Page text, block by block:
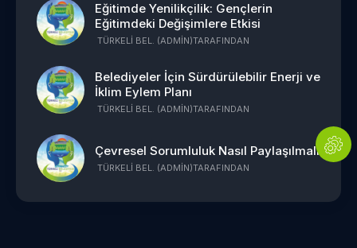
Eğitimde Yenilikçilik: Gençlerin
Eğitimdeki Değişimlere Etkisi
TÜRKELI BEL. (ADMIN)TARAFINDAN
Belediyeler İçin Sürdürülebilir Enerji ve
İklim Eylem Planı
TÜRKELI BEL. (ADMIN)TARAFINDAN
Çevresel Sorumluluk Nasıl Paylaşılmalı
TÜRKELI BEL. (ADMIN)TARAFINDAN